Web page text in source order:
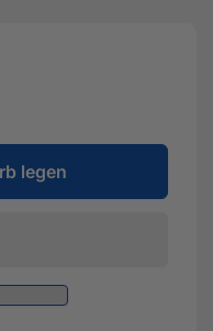
legen